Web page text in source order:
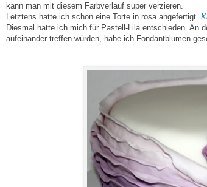
kann man mit diesem Farbverlauf super verzieren.
Letztens hatte ich schon eine Torte in rosa angefertigt.
Diesmal hatte ich mich für Pastell-Lila entschieden. An
aufeinander treffen würden, habe ich Fondantblumen